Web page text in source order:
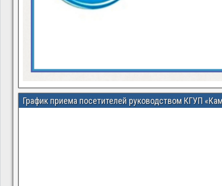
График приема посетителей руководством КГУП